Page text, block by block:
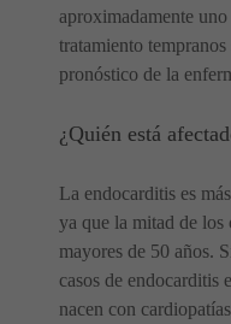
aproximadamente
tratamiento
pronóstico de la
¿Quién está
La endocarditis es
ya que la mitad de los
mayores de 50 años.
casos de endocarditis
nacen con